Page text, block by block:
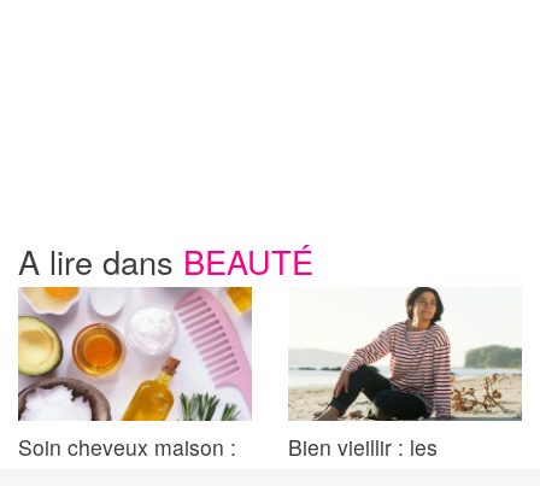
A lire dans BEAUTÉ
Soin cheveux maison :
Bien vieillir : les